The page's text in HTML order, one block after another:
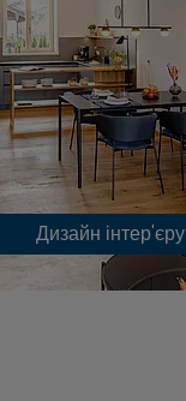
Дизайн інтер'єру